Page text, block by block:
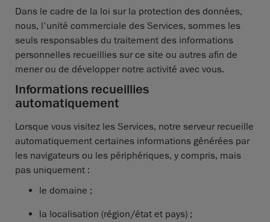
Dans le cadre de la loi sur la protection des données,
nous, l'unité commerciale des Services, sommes les
seuls responsables du traitement des informations
personnelles recueillies sur ce site ou autres afin de
mener ou de développer notre activité avec vous.
Informations recueillies
automatiquement
Lorsque vous visitez les Services, notre serveur recueille
automatiquement certaines informations générées par
les navigateurs ou les périphériques, y compris, mais
pas uniquement :
le domaine ;
la localisation (région/état et pays) ;